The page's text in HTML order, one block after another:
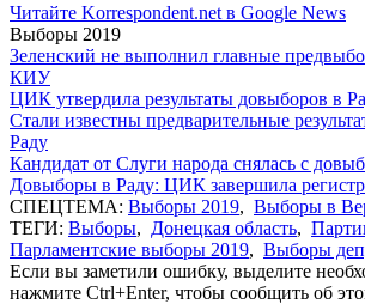
Читайте Korrespondent.net в Google News
Выборы 2019
Зеленский не выполнил главные
КИУ
ЦИК утвердила результаты довыборов в
Стали известны предварительные
Раду
Кандидат от Слуги народа снялась с
Довыборы в Раду: ЦИК завершила
СПЕЦТЕМА: Выборы 2019, Выборы в
ТЕГИ: Выборы, Донецкая область,
Парламентские выборы 2019, Выборы
Если вы заметили ошибку, выделите
нажмите Ctrl+Enter, чтобы сообщить об